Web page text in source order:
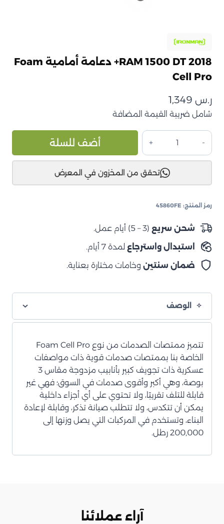
RAM 1500 DT 2018+ دعامة أمامية Foam
Cell Pro
ر.س
شامل ضريبة القيمة المضافة
كمية
RAM
1500
2018+
أمامية
Foam
Pro
أضف للسلة
تحقق من المخزون في المعرض
رمز المنتج: 45860FE
شحن سريع (3 – 5) أيام عمل.
استبدال واسترجاع لمدة 7 أيام.
ضمان سنتين وخامات مختارة بعناية.
الوصف
تتميز ممتصات الصدمات من نوع Foam Cell Pro
الخاصة بنا بممتصات صدمات قوية ذات مواصفات
عسكرية ذات تجويف كبير بأنابيب مزدوجة مقاس 3
بوصة، وهي أكبر وأقوى صدمات في السوق؛ فهي غير
قابلة للتلف تقريبًا، ولا تحتوي على أي أجزاء داخلية
يمكن أن تتكدس، ولا تتطلب صيانة تذكر، وقابلة لإعادة
البناء، وتستخدم في المركبات التي يصل وزنها إلى
200,000 رطل.
آراء عملائنا